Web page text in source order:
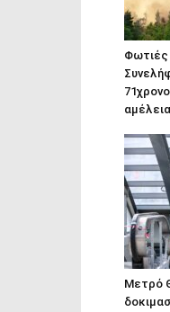
Φωτιές
αμέλεια
Μετρό